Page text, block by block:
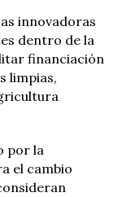
innovadoras
dentro de la
financiación
limpias,
por la
el cambio